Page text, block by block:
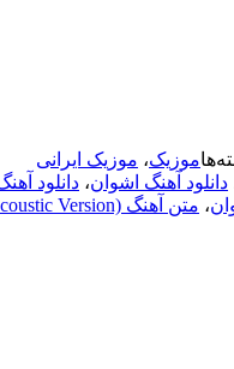
موزیک، موزیک ایرانی
دانلود آهنگ اشوان، دانلود
، متن آهنگ Maghrour (Acoustic Version) از Ashvan